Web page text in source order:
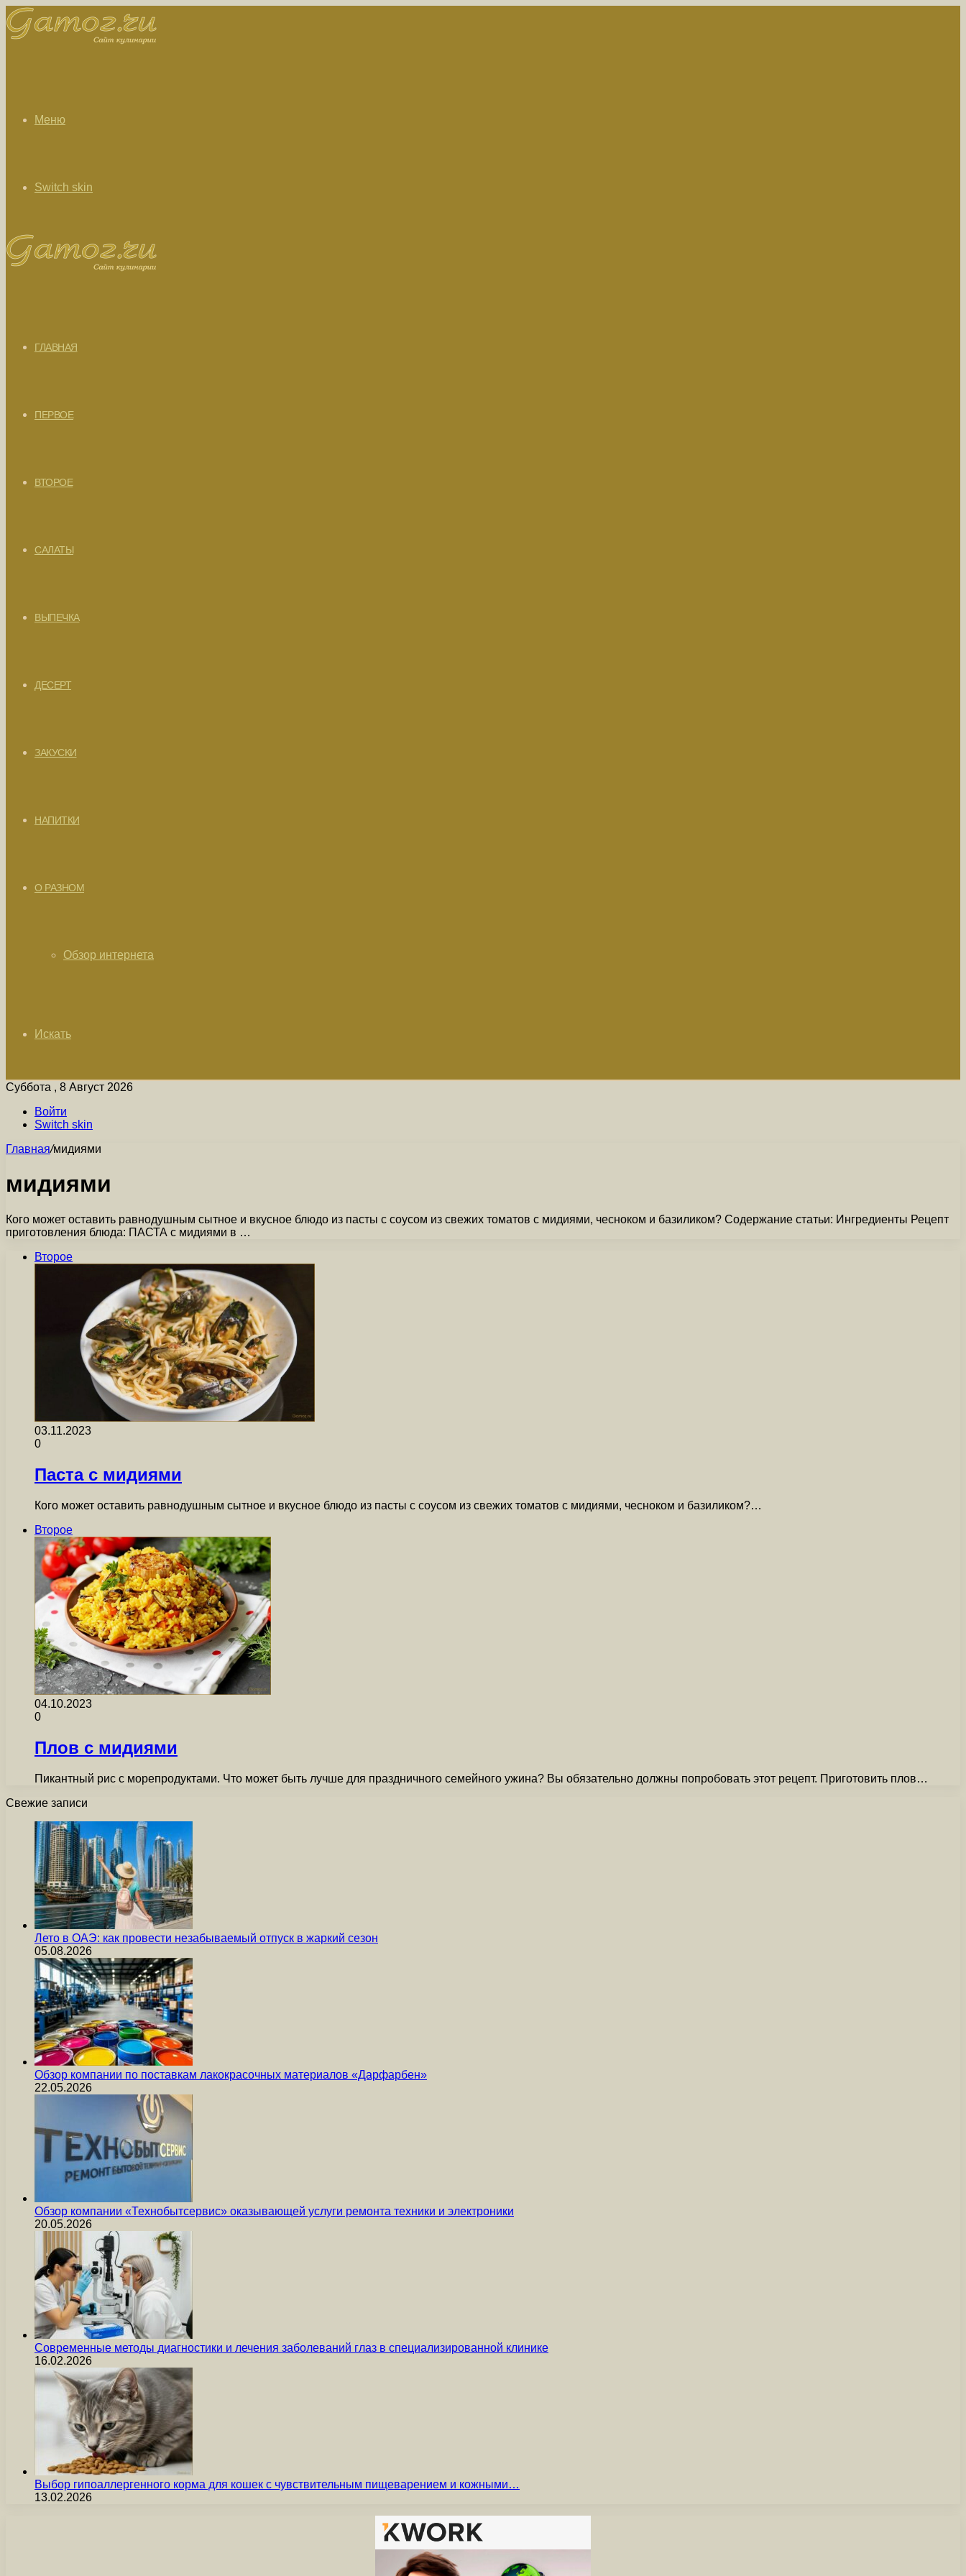
Меню
Switch skin
ГЛАВНАЯ
ПЕРВОЕ
ВТОРОЕ
САЛАТЫ
ВЫПЕЧКА
ДЕСЕРТ
ЗАКУСКИ
НАПИТКИ
О РАЗНОМ
Обзор интернета
Искать
Суббота , 8 Август 2026
Войти
Switch skin
Главная/мидиями
мидиями
Кого может оставить равнодушным сытное и вкусное блюдо из пасты с соусом из свежих томатов с мидиями, чесноком и базиликом? Содержание статьи: Ингредиенты Рецепт
приготовления блюда: ПАСТА с мидиями в …
Второе
03.11.2023
0
Паста с мидиями
Кого может оставить равнодушным сытное и вкусное блюдо из пасты с соусом из свежих томатов с мидиями, чесноком и базиликом?…
Второе
04.10.2023
0
Плов с мидиями
Пикантный рис с морепродуктами. Что может быть лучше для праздничного семейного ужина? Вы обязательно должны попробовать этот рецепт. Приготовить плов…
Свежие записи
Лето в ОАЭ: как провести незабываемый отпуск в жаркий сезон
05.08.2026
Обзор компании по поставкам лакокрасочных материалов «Дарфарбен»
22.05.2026
Обзор компании «Технобытсервис» оказывающей услуги ремонта техники и электроники
20.05.2026
Современные методы диагностики и лечения заболеваний глаз в специализированной клинике
16.02.2026
Выбор гипоаллергенного корма для кошек с чувствительным пищеварением и кожными…
13.02.2026